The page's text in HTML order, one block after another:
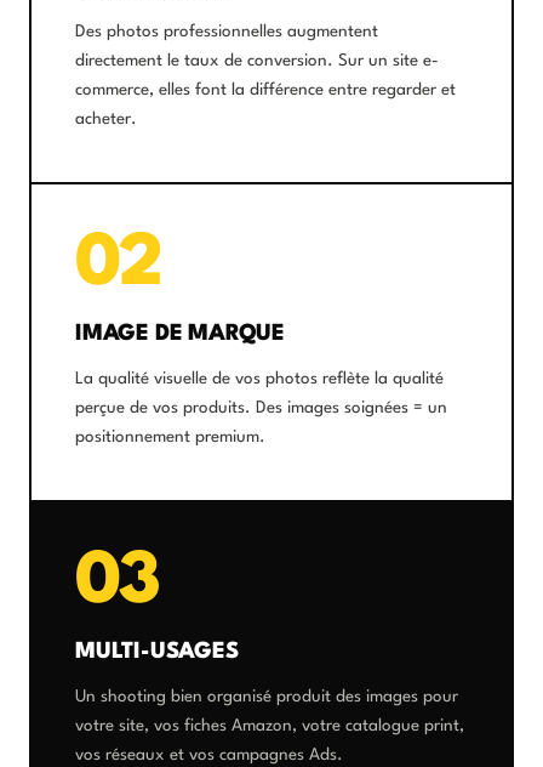
Des photos professionnelles augmentent
directement le taux de conversion. Sur un site e-
commerce, elles font la différence entre regarder et
acheter.
02
IMAGE DE MARQUE
La qualité visuelle de vos photos reflète la qualité
perçue de vos produits. Des images soignées = un
positionnement premium.
03
MULTI-USAGES
Un shooting bien organisé produit des images pour
votre site, vos fiches Amazon, votre catalogue print,
vos réseaux et vos campagnes Ads.